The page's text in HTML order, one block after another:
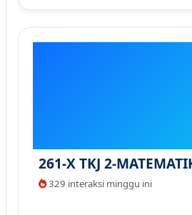
261-X TKJ 2-
329 interaksi minggu ini